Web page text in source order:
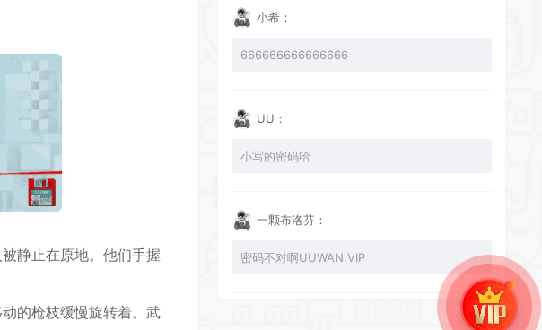
静止在原地。他们手握
的枪枝缓慢旋转着。武
小希：
666666666666666
UU：
小写的密码哈
一颗布洛芬：
密码不对啊UUWAN.VIP